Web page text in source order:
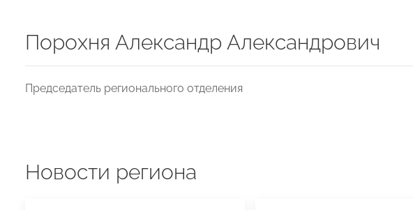
Порохня Александр Александрович
Председатель регионального отделения
Новости региона